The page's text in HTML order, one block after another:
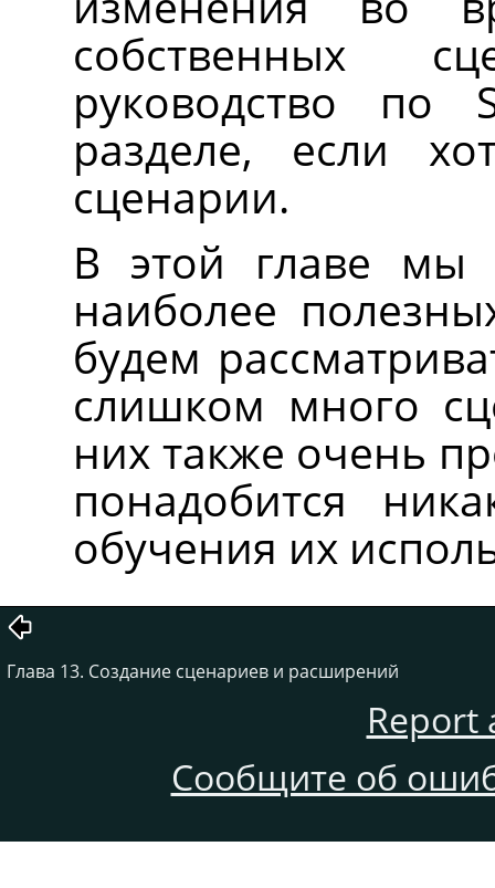
собственных
руководство по
разделе, если
сценарии.
В этой главе мы
наиболее
будем
слишком много
них также очень
понадобится
обучения их
Глава 13. Создание сценариев и расширений
Report
Сообщите об